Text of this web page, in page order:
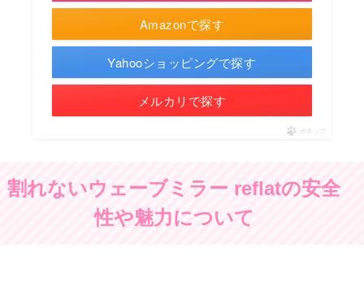
Amazonで探す
Yahooショッピングで探す
メルカリで探す
ポチップ
割れないウェーブミラー reflatの安全
性や魅力について